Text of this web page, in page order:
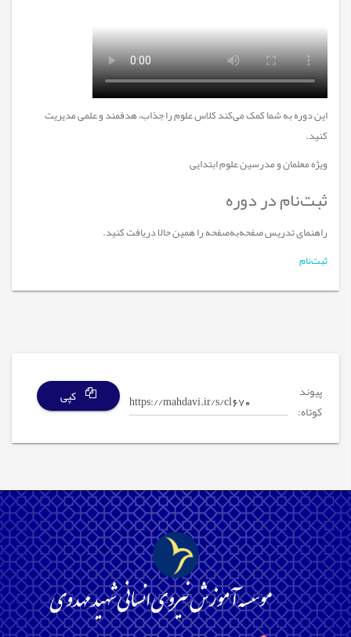
این دوره به شما کمک می‌کند کلاس علوم را جذاب، هدفمند و علمی مدیریت
کنید.
ویژه معلمان و مدرسین علوم ابتدایی
ثبت‌نام در دوره
راهنمای تدریس صفحه‌به‌صفحه را همین حالا دریافت کنید.
ثبت‌نام
پیوند
کوتاه:
کپی